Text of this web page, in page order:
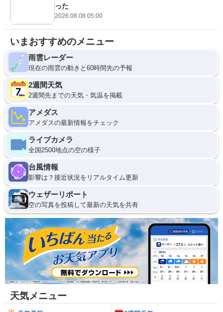
った
2026.08.08 05:00
いまおすすめのメニュー
雨雲レーダー
現在の雨雲の動きと60時間先の予報
2週間天気
2週間先までの天気・気温を掲載
アメダス
アメダスの最新情報をチェック
ライブカメラ
全国2500地点の空の様子
台風情報
影響は？接近状況をリアルタイム更新
ウェザーリポート
空の写真を投稿して最新の天気を共有
天気メニュー